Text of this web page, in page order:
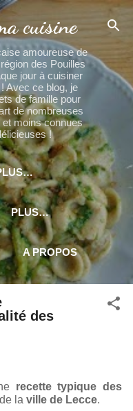
principal
cuisine
amoureuse de
des Pouilles
jour à cuisiner
Avec ce blog, je
de famille pour
de nombreuses
moins connues
!
PLUS…
A PROPOS
des
recette typique des
la ville de Lecce.